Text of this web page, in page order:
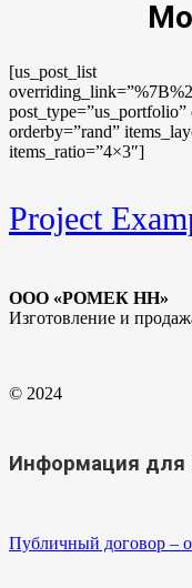
[us_post_list
orderby=”rand”
items_ratio=”4×3″]
Project
ООО «РОМЕК НН»
Изготовление и
© 2024
Информация для
Публичный договор –